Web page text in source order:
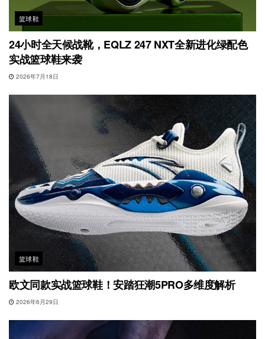
篮球鞋
24小时全天候战靴，EQLZ 247 NXT全新进化绿配色
实战篮球鞋来袭
2026年7月18日
篮球鞋
欧文同款实战篮球鞋！安踏狂潮5PRO多维度解析
2026年6月29日